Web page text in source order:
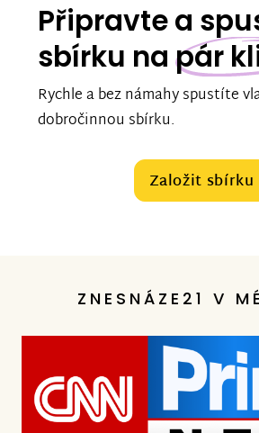
Připravte a
sbírku na pár
Rychle a bez námahy spustíte
dobročinnou sbírku.
Založit sbírku
ZNESNÁZE21 V